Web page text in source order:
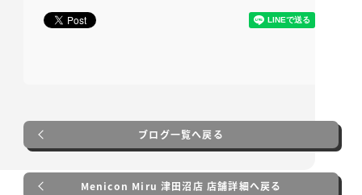
ブログ一覧へ戻る
Menicon Miru 津田沼店 店舗詳細へ戻る